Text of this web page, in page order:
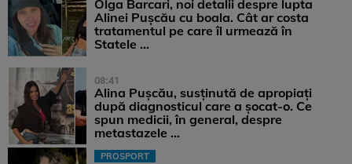
Olga Barcari, noi detalii despre lupta
Alinei Pușcău cu boala. Cât ar costa
tratamentul pe care îl urmează în
Statele ...
08:41
Alina Pușcău, susținută de apropiați
după diagnosticul care a șocat-o. Ce
spun medicii, în general, despre
metastazele ...
PROSPORT